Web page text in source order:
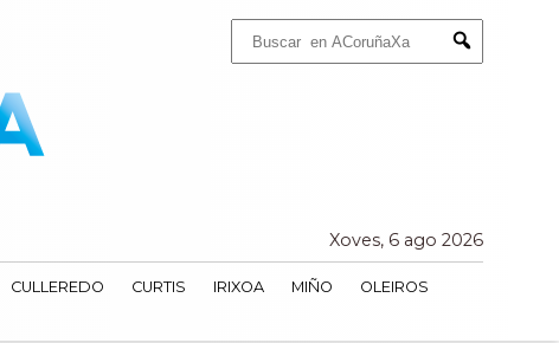
Submit
Xoves, 6 ago 2026
CULLEREDO CURTIS IRIXOA MIÑO
OLEIROS